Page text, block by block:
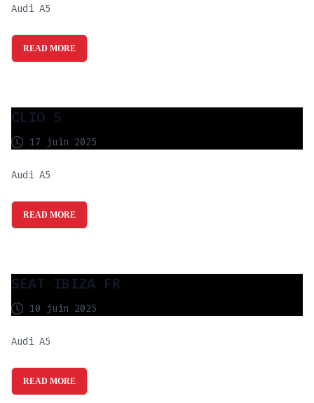
Audi A5
READ MORE
CLIO 5
17 juin 2025
Audi A5
READ MORE
SEAT IBIZA FR
10 juin 2025
Audi A5
READ MORE